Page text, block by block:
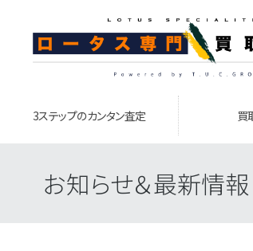
3ステップのカンタン査定 買
お知らせ＆最新情報